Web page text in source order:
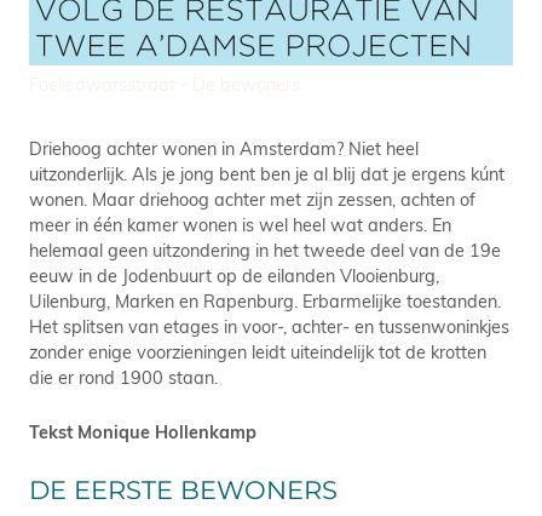
Driehoog achter wonen in Amsterdam? Niet heel
uitzonderlijk. Als je jong bent ben je al blij dat je ergens kúnt
wonen. Maar driehoog achter met zijn zessen, achten of
meer in één kamer wonen is wel heel wat anders. En
helemaal geen uitzondering in het tweede deel van de 19e
eeuw in de Jodenbuurt op de eilanden Vlooienburg,
Uilenburg, Marken en Rapenburg. Erbarmelijke toestanden.
Het splitsen van etages in voor-, achter- en tussenwoninkjes
zonder enige voorzieningen leidt uiteindelijk tot de krotten
die er rond 1900 staan.
Tekst Monique Hollenkamp
DE EERSTE BEWONERS